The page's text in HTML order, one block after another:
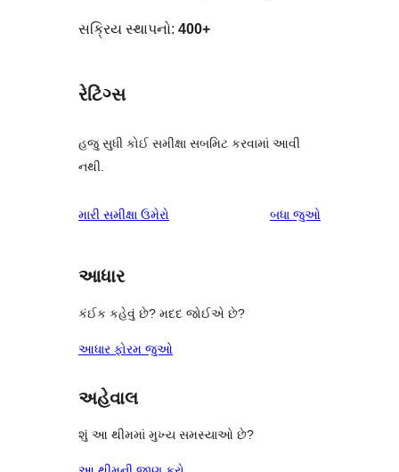
સક્રિય સ્થાપનો: 400+
રેટિંગ્સ
હજુ સુધી કોઈ સમીક્ષા સબમિટ કરવામાં આવી
નથી.
મારી સમીક્ષા ઉમેરો બધા સમીક્ષાઓ
જુઓ
આધાર
કંઈક કહેવું છે? મદદ જોઈએ છે?
આધાર ફોરમ જુઓ
અહેવાલ
શું આ થીમમાં મુખ્ય સમસ્યાઓ છે?